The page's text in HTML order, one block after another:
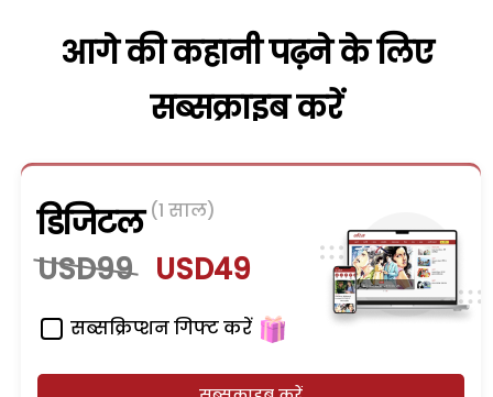
आगे की कहानी पढ़ने के लिए
सब्सक्राइब करें
डिजिटल (1 साल)
USD99 USD49
सब्सक्रिप्शन गिफ्ट करें